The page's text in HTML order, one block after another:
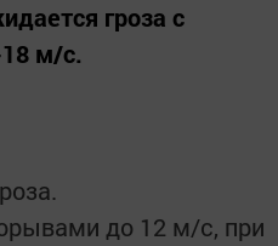
гроза с
м/с.
до 12 м/с, при